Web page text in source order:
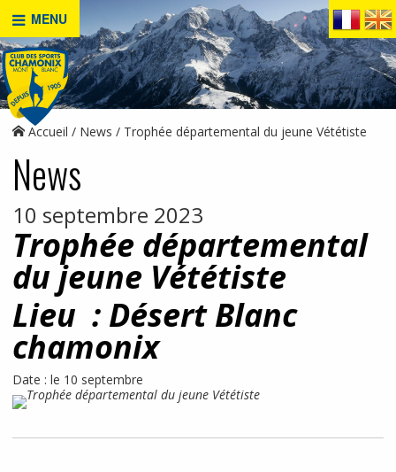
MENU
Accueil News Trophée départemental du jeune Vététiste
News
10 septembre 2023
Trophée départemental
du jeune Vététiste
Lieu : Désert Blanc
chamonix
Date : le 10 septembre